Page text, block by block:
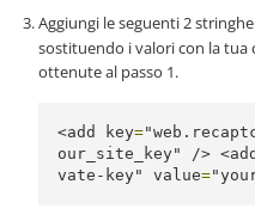
Aggiungi le seguenti 2
sostituendo i valori con la tua
ottenute al passo 1.
<add key=
our_site_key"
/> <add
vate-key"
value=